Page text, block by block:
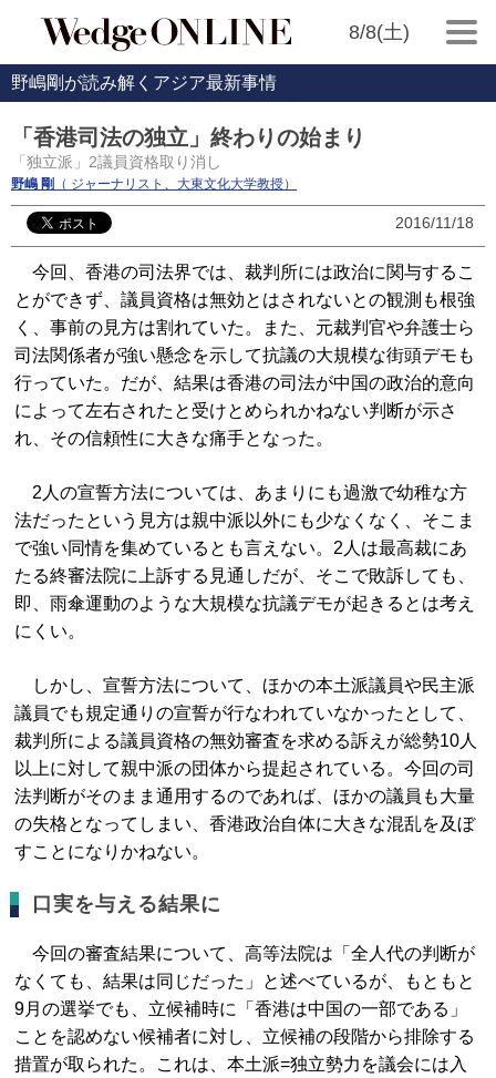
8/8(土)
野嶋剛が読み解くアジア最新事情
「香港司法の独立」終わりの始まり
「独立派」2議員資格取り消し
野嶋 剛 （ ジャーナリスト、大東文化大学教授）
2016/11/18
今回、香港の司法界では、裁判所には政治に関与するこ
とができず、議員資格は無効とはされないとの観測も根強
く、事前の見方は割れていた。また、元裁判官や弁護士ら
司法関係者が強い懸念を示して抗議の大規模な街頭デモも
行っていた。だが、結果は香港の司法が中国の政治的意向
によって左右されたと受けとめられかねない判断が示さ
れ、その信頼性に大きな痛手となった。
2人の宣誓方法については、あまりにも過激で幼稚な方
法だったという見方は親中派以外にも少なくなく、そこま
で強い同情を集めているとも言えない。2人は最高裁にあ
たる終審法院に上訴する見通しだが、そこで敗訴しても、
即、雨傘運動のような大規模な抗議デモが起きるとは考え
にくい。
しかし、宣誓方法について、ほかの本土派議員や民主派
議員でも規定通りの宣誓が行なわれていなかったとして、
裁判所による議員資格の無効審査を求める訴えが総勢10人
以上に対して親中派の団体から提起されている。今回の司
法判断がそのまま通用するのであれば、ほかの議員も大量
の失格となってしまい、香港政治自体に大きな混乱を及ぼ
すことになりかねない。
口実を与える結果に
今回の審査結果について、高等法院は「全人代の判断が
なくても、結果は同じだった」と述べているが、もともと
9月の選挙でも、立候補時に「香港は中国の一部である」
ことを認めない候補者に対し、立候補の段階から排除する
措置が取られた。これは、本土派=独立勢力を議会には入